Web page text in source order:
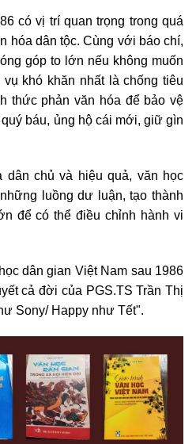
có vị trí quan trọng trong quá
hóa dân tộc. Cùng với báo chí,
góp to lớn nếu không muốn
khó khăn nhất là chống tiêu
thức phản văn hóa để bảo vệ
báu, ủng hộ cái mới, giữ gìn
dân chủ và hiệu quả, văn học
luồng dư luận, tạo thành
để có thể điều chỉnh hành vi
dân gian Việt Nam sau 1986
cả đời của PGS.TS Trần Thị
Sony/ Happy như Tết".